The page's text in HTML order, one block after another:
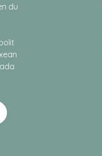
du